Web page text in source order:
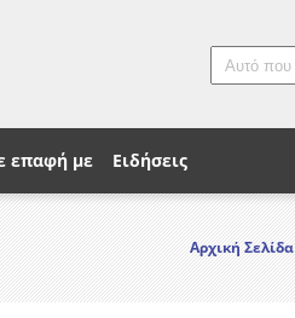
επαφή με Ειδήσεις
Αρχική Σελίδα